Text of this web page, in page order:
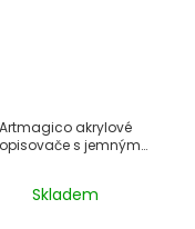
Artmagico akrylové
s jemným
Skladem